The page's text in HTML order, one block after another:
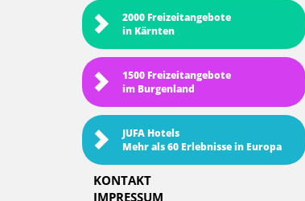
2000 Freizeitangebote
in Kärnten
1500 Freizeitangebote
im Burgenland
JUFA Hotels
Mehr als 60 Erlebnisse in Europa
KONTAKT
IMPRESSUM